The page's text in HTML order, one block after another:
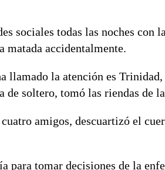
sociales todas las noches con
matada accidentalmente.
llamado la atención es
de soltero, tomó las riendas de
amigos, descuartizó el
para tomar decisiones de la